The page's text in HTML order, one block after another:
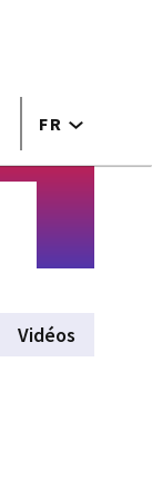
FR
Vidéos